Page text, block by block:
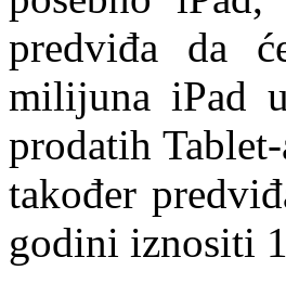
predviđa da
milijuna iPad
prodatih
također
godini iznositi